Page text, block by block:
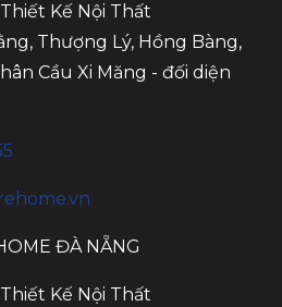
Kế Nội Thất
Thượng Lý, Hồng Bàng,
Cầu Xi Măng - đối diện
ĐÀ NẴNG
Kế Nội Thất